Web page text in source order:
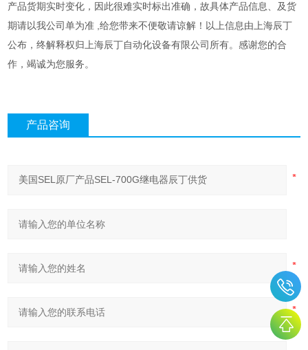
产品货期实时变化，因此很难实时标出准确，故具体产品信息、及货
期请以我公司单为准 ,给您带来不便敬请谅解！以上信息由上海辰丁
公布，终解释权归上海辰丁自动化设备有限公司所有。感谢您的合
作，竭诚为您服务。
产品咨询